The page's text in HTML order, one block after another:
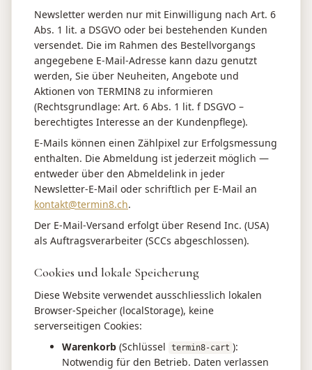
Newsletter werden nur mit Einwilligung nach Art. 6
Abs. 1 lit. a DSGVO oder bei bestehenden Kunden
versendet. Die im Rahmen des Bestellvorgangs
angegebene E-Mail-Adresse kann dazu genutzt
werden, Sie über Neuheiten, Angebote und
Aktionen von TERMIN8 zu informieren
(Rechtsgrundlage: Art. 6 Abs. 1 lit. f DSGVO –
berechtigtes Interesse an der Kundenpflege).
E-Mails können einen Zählpixel zur Erfolgsmessung
enthalten. Die Abmeldung ist jederzeit möglich —
entweder über den Abmeldelink in jeder
Newsletter-E-Mail oder schriftlich per E-Mail an
kontakt@termin8.ch.
Der E-Mail-Versand erfolgt über Resend Inc. (USA)
als Auftragsverarbeiter (SCCs abgeschlossen).
Cookies und lokale Speicherung
Diese Website verwendet ausschliesslich lokalen
Browser-Speicher (localStorage), keine
serverseitigen Cookies:
Warenkorb (Schlüssel termin8-cart ):
Notwendig für den Betrieb. Daten verlassen